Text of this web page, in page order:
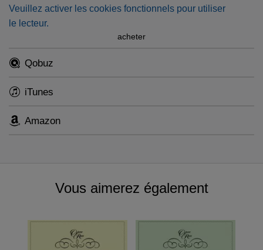
repertoire, and for the importance of the Italian school in a
field long-dominated by German and French composers.
Veuillez activer les cookies fonctionnels pour utiliser
le lecteur.
acheter
Qobuz
iTunes
Amazon
Vous aimerez également